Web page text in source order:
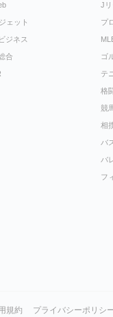
ェット
ジネス
合
J
プ
ゴ
テ
格
競
相
バ
バ
フ
規約 プライバシーポリシ